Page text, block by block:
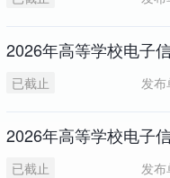
2026年高等学校电子
已截止 发
2026年高等学校电子
已截止 发